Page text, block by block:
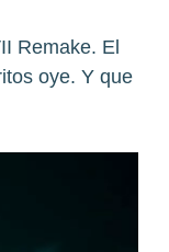
Remake. El
oye. Y que